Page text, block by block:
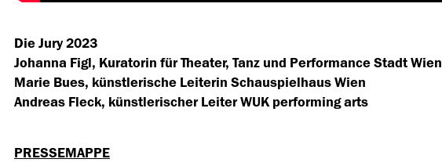
Die Jury 2023
Johanna Figl, Kuratorin für Theater, Tanz und Performance Stadt Wien
Marie Bues, künstlerische Leiterin Schauspielhaus Wien
Andreas Fleck, künstlerischer Leiter WUK performing arts
PRESSEMAPPE